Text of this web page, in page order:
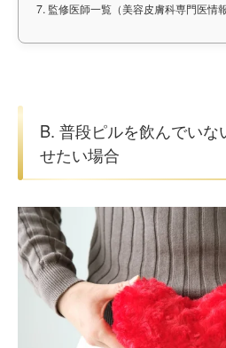
7. 監修医師一覧（美容皮膚科専門医情報
B. 普段ピルを飲んでいな
せたい場合